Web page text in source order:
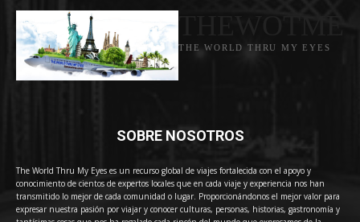
THE WORLD THRU MY EYES
SOBRE NOSOTROS
The World Thru My Eyes es un recurso global de viajes fortalecida con el apoyo y
conocimiento de cientos de expertos locales que en cada viaje y experiencia nos han
transmitido lo mejor de cada comunidad o lugar. Proporcionándonos el mejor valor para
expresar nuestra pasión por viajar y conocer culturas, personas, historias, gastronomía y